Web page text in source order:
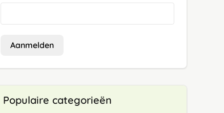
Aanmelden
Populaire categorieën